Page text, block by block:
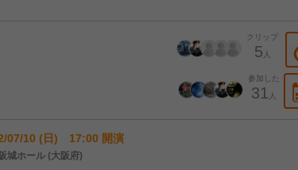
クリップ
5 人
参加した
31 人
07/10 (日) 17:00 開演
城ホール (大阪府)